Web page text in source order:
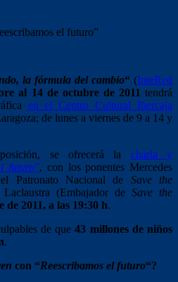
el futuro”
la fórmula del cambio“ (InteRed
al 14 de octubre de 2011 tendrá
en el Centro Cultural Ibercaja
de lunes a viernes de 9 a 14 y
se ofrecerá la charla y
futuro”, con los ponentes Mercedes
Patronato Nacional de Save the
(Embajador de Save the
de 2011, a las 19:30 h.
de que43 millones de niños
.
con “Reescribamos el futuro“?